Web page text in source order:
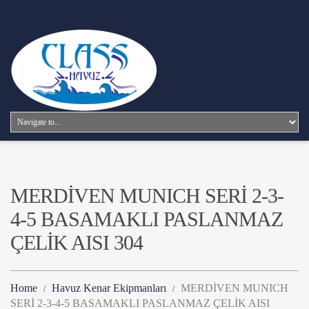
MERDİVEN MUNICH SERİ 2-3-
4-5 BASAMAKLI PASLANMAZ
ÇELİK AISI 304
Home Havuz Kenar Ekipmanları
MERDİVEN MUNICH
SERİ 2-3-4-5 BASAMAKLI PASLANMAZ ÇELİK AISI